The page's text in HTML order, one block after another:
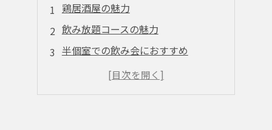
鶏居酒屋の魅力
飲み放題コースの魅力
半個室での飲み会におすすめ
人気の鶏料理を堪能
女子会にもぴったり